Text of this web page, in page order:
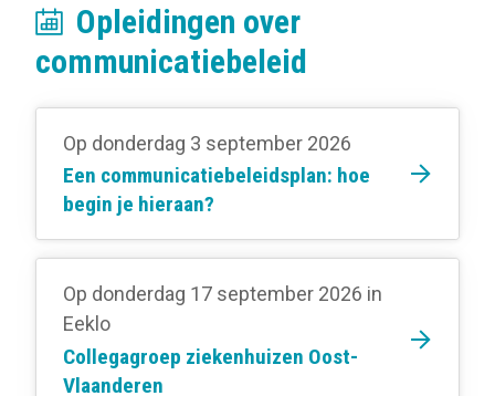
Opleidingen over
communicatiebeleid
Op donderdag 3 september 2026
Een communicatiebeleidsplan: hoe
begin je hieraan?
Op donderdag 17 september 2026 in
Eeklo
Collegagroep ziekenhuizen Oost-
Vlaanderen